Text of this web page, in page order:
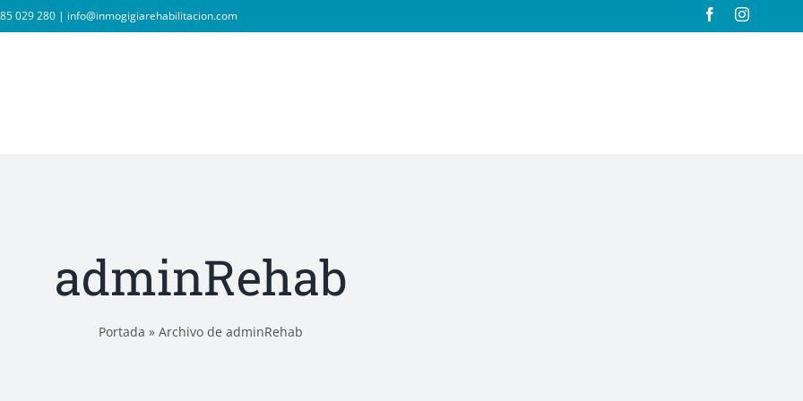
029 280 | info@inmogigiarehabilitacion.com
adminRehab
Portada » Archivo de adminRehab